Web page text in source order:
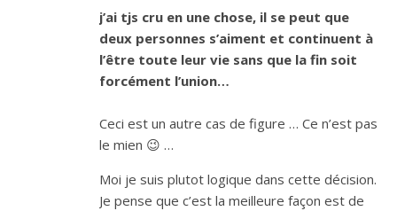
j’ai tjs cru en une chose, il se peut que
deux personnes s’aiment et continuent à
l’être toute leur vie sans que la fin soit
forcément l’union…
Ceci est un autre cas de figure … Ce n’est pas
le mien 😉 …
Moi je suis plutot logique dans cette décision.
Je pense que c’est la meilleure façon est de